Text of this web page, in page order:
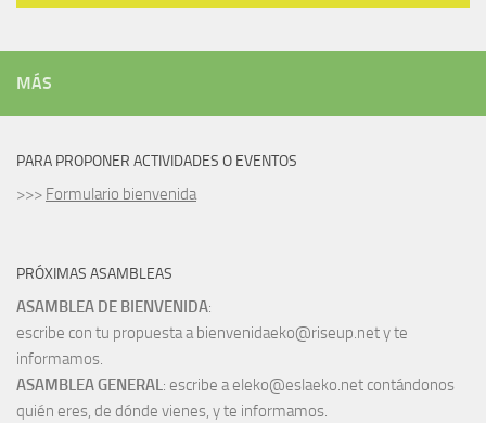
MÁS
PARA PROPONER ACTIVIDADES O EVENTOS
>>> Formulario bienvenida
PRÓXIMAS ASAMBLEAS
ASAMBLEA DE BIENVENIDA:
escribe con tu propuesta a bienvenidaeko@riseup.net y te
informamos.
ASAMBLEA GENERAL: escribe a eleko@eslaeko.net contándonos
quién eres, de dónde vienes, y te informamos.